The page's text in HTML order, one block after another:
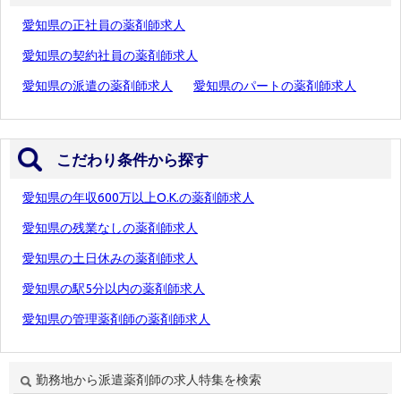
愛知県の正社員の薬剤師求人
愛知県の契約社員の薬剤師求人
愛知県の派遣の薬剤師求人 愛知県のパートの薬剤師求人
こだわり条件から探す
愛知県の年収600万以上O.K.の薬剤師求人
愛知県の残業なしの薬剤師求人
愛知県の土日休みの薬剤師求人
愛知県の駅5分以内の薬剤師求人
愛知県の管理薬剤師の薬剤師求人
勤務地から派遣薬剤師の求人特集を検索